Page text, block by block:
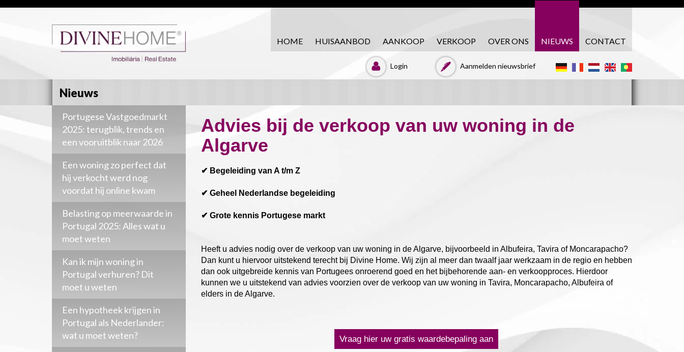
HOME HUISAANBOD AANKOOP VERKOOP OVER ONS NIEUWS CONTACT
Aanmelden nieuwsbrief
Login
Nieuws
Advies bij de verkoop van uw woning in de
Algarve
✔ Begeleiding van A t/m Z
✔ Geheel Nederlandse begeleiding
✔ Grote kennis Portugese markt
Heeft u advies nodig over de verkoop van uw woning in de Algarve, bijvoorbeeld in Albufeira, Tavira of Moncarapacho?
Dan kunt u hiervoor uitstekend terecht bij Divine Home. Wij zijn al meer dan twaalf jaar werkzaam in de regio en hebben
dan ook uitgebreide kennis van Portugees onroerend goed en het bijbehorende aan- en verkoopproces. Hierdoor
kunnen we u uitstekend van advies voorzien over de verkoop van uw woning in Tavira, Moncarapacho, Albufeira of
elders in de Algarve.
Vraag hier uw gratis waardebepaling aan
Portugese Vastgoedmarkt
2025: terugblik, trends en
een vooruitblik naar 2026
Een woning zo perfect dat
hij verkocht werd nog
voordat hij online kwam
Belasting op meerwaarde in
Portugal 2025: Alles wat u
moet weten
Kan ik mijn woning in
Portugal verhuren? Dit
moet u weten
Een hypotheek krijgen in
Portugal als Nederlander:
wat u moet weten?